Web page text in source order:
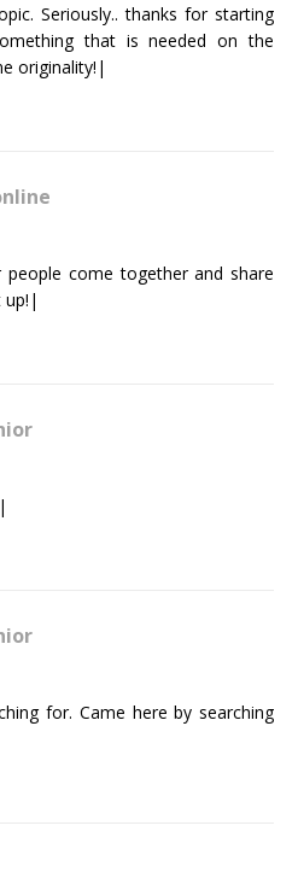
Seriously.. thanks for starting
that is needed on the
originality!|
people come together and share
up!|
for. Came here by searching